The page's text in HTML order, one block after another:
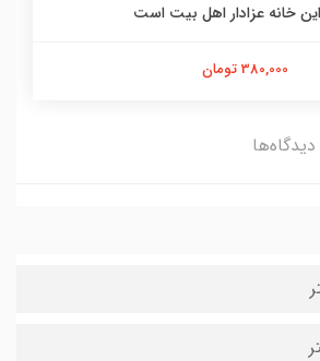
خانه عزادار اهل بیت است
380,000 تومان
دیدگاه‌ها